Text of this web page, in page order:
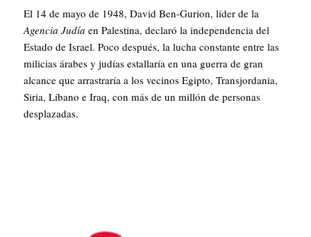
El 14 de mayo de 1948, David Ben-Gurion, líder de la
Agencia Judía en Palestina, declaró la independencia del
Estado de Israel. Poco después, la lucha constante entre las
milicias árabes y judías estallaría en una guerra de gran
alcance que arrastraría a los vecinos Egipto, Transjordania,
Siria, Líbano e Iraq, con más de un millón de personas
desplazadas.